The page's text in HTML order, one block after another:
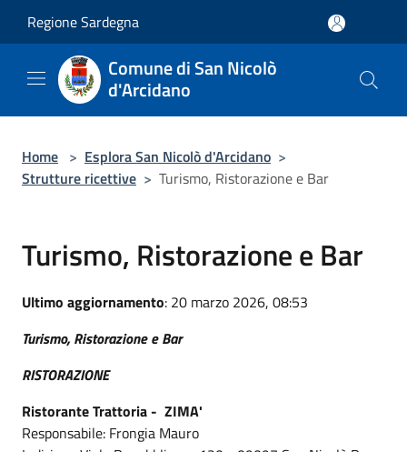
Regione Sardegna
Comune di San Nicolò
d'Arcidano
Home > Esplora San Nicolò d'Arcidano >
Strutture ricettive > Turismo, Ristorazione e Bar
Turismo, Ristorazione e Bar
Ultimo aggiornamento: 20 marzo 2026, 08:53
Turismo, Ristorazione e Bar
RISTORAZIONE
Ristorante Trattoria - ZIMA'
Responsabile: Frongia Mauro